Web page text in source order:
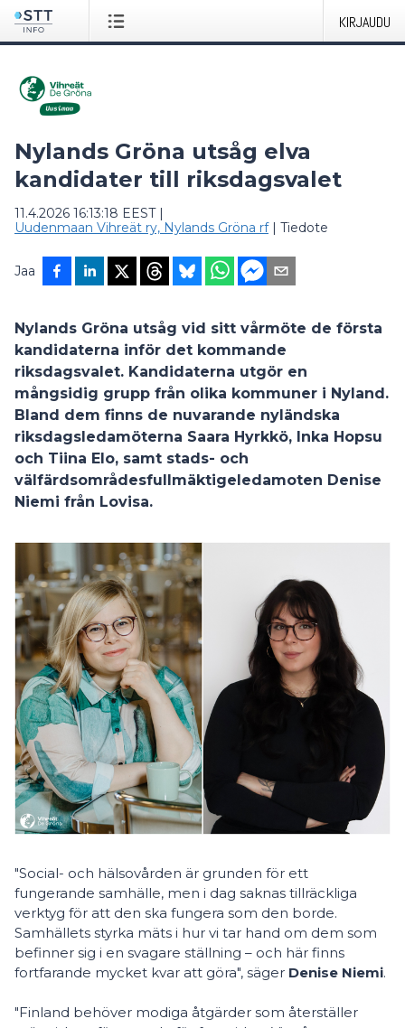
KIRJAUDU
Nylands Gröna utsåg elva
kandidater till riksdagsvalet
11.4.2026 16:13:18 EEST|
Uudenmaan Vihreät ry, Nylands Gröna rf | Tiedote
Jaa
Nylands Gröna utsåg vid sitt vårmöte de första
kandidaterna inför det kommande
riksdagsvalet. Kandidaterna utgör en
mångsidig grupp från olika kommuner i Nyland.
Bland dem finns de nuvarande nyländska
riksdagsledamöterna Saara Hyrkkö, Inka Hopsu
och Tiina Elo, samt stads- och
välfärdsområdesfullmäktigeledamoten Denise
Niemi från Lovisa.
"Social- och hälsovården är grunden för ett
fungerande samhälle, men i dag saknas tillräckliga
verktyg för att den ska fungera som den borde.
Samhällets styrka mäts i hur vi tar hand om dem som
befinner sig i en svagare ställning – och här finns
fortfarande mycket kvar att göra", säger Denise Niemi.
"Finland behöver modiga åtgärder som återställer